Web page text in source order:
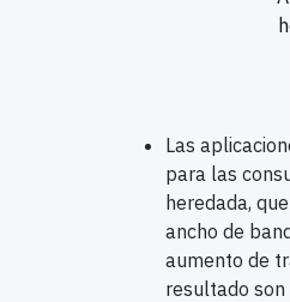
Las
para las
heredada,
ancho de
aumento de
resultado